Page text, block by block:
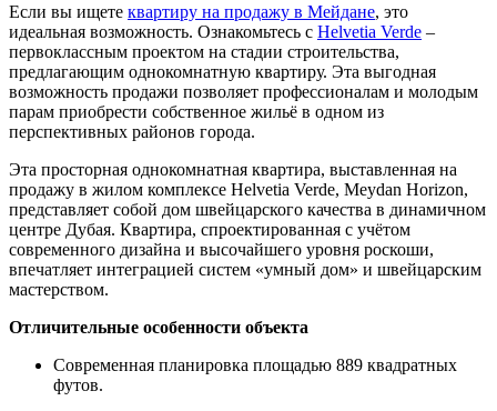
Если вы ищете квартиру на продажу в Мейдане, это
идеальная возможность. Ознакомьтесь с Helvetia Verde –
первоклассным проектом на стадии строительства,
предлагающим однокомнатную квартиру. Эта выгодная
возможность продажи позволяет профессионалам и молодым
парам приобрести собственное жильё в одном из
перспективных районов города.
Эта просторная однокомнатная квартира, выставленная на
продажу в жилом комплексе Helvetia Verde, Meydan Horizon,
представляет собой дом швейцарского качества в динамичном
центре Дубая. Квартира, спроектированная с учётом
современного дизайна и высочайшего уровня роскоши,
впечатляет интеграцией систем «умный дом» и швейцарским
мастерством.
Отличительные особенности объекта
Современная планировка площадью 889 квадратных
футов.